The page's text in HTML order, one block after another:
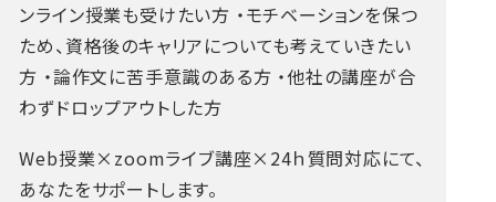
ンライン授業も受けたい方 ・モチベーションを保つ
ため、資格後のキャリアについても考えていきたい
方 ・論作文に苦手意識のある方 ・他社の講座が合
わずドロップアウトした方
Web授業×zoomライブ講座×24ｈ質問対応にて、
あなたをサポートします。